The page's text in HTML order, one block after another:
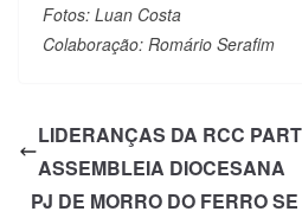
Fotos: Luan Costa
Colaboração: Romário Serafim
LIDERANÇAS DA RCC
ASSEMBLEIA DIOCESANA
PJ DE MORRO DO FERRO